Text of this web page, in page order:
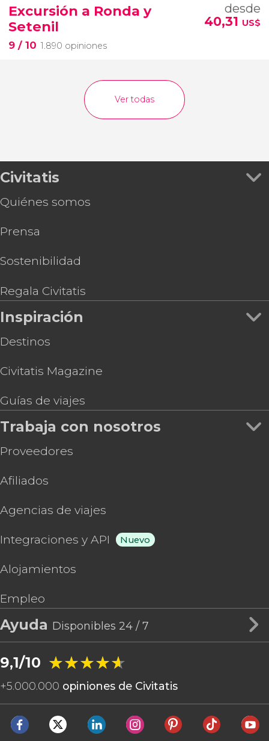
Excursión a Ronda y
Setenil
9 / 10 1.890 opiniones
desde
40,31 US$
Ver todas
Civitatis
Quiénes somos
Prensa
Sostenibilidad
Regala Civitatis
Inspiración
Destinos
Civitatis Magazine
Guías de viajes
Trabaja con nosotros
Proveedores
Afiliados
Agencias de viajes
Integraciones y API Nuevo
Alojamientos
Empleo
Ayuda Disponibles 24 / 7
9,1/10 ★★★★★
★★★★★
+5.000.000 opiniones de Civitatis